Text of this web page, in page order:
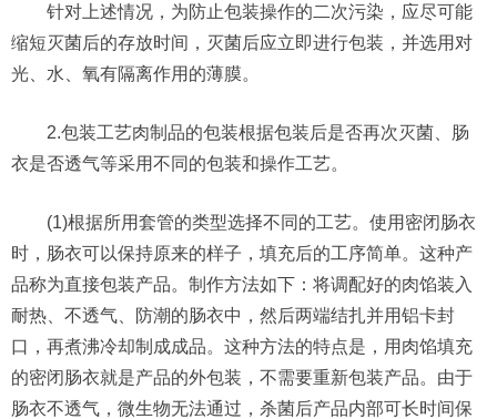
针对上述情况，为防止包装操作的二次污染，应尽可能
缩短灭菌后的存放时间，灭菌后应立即进行包装，并选用对
光、水、氧有隔离作用的薄膜。
2.包装工艺肉制品的包装根据包装后是否再次灭菌、肠
衣是否透气等采用不同的包装和操作工艺。
(1)根据所用套管的类型选择不同的工艺。使用密闭肠衣
时，肠衣可以保持原来的样子，填充后的工序简单。这种产
品称为直接包装产品。制作方法如下：将调配好的肉馅装入
耐热、不透气、防潮的肠衣中，然后两端结扎并用铝卡封
口，再煮沸冷却制成成品。这种方法的特点是，用肉馅填充
的密闭肠衣就是产品的外包装，不需要重新包装产品。由于
肠衣不透气，微生物无法通过，杀菌后产品内部可长时间保